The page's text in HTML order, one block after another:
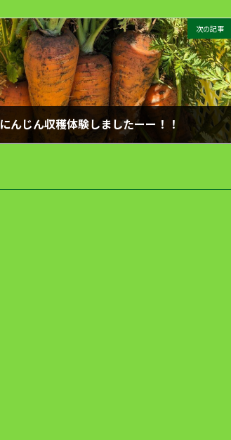
次の記事
にんじん収穫体験しましたーー！！